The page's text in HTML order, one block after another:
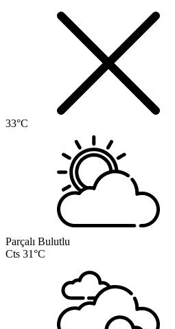
33°C
Parçalı Bulutlu
Cts 31°C